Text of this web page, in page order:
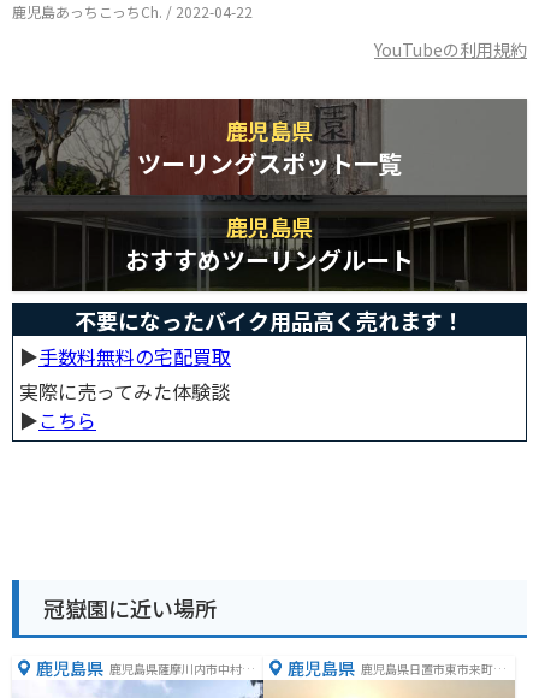
鹿児島あっちこっちCh. / 2022-04-22
YouTubeの利用規約
鹿児島県
ツーリングスポット一覧
鹿児島県
おすすめツーリングルート
不要になったバイク用品高く売れます！
▶︎手数料無料の宅配買取
実際に売ってみた体験談
▶︎こちら
冠嶽園に近い場所
鹿児島県 鹿児島県薩摩川内市中村町
６７７７−２１
鹿児島県 鹿児島県日置市東市来町伊